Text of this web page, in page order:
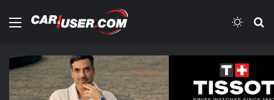
Meni